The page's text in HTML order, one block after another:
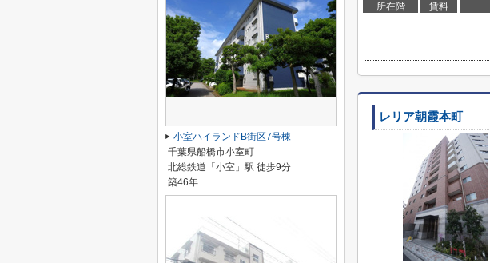
所在階 賃料
レリア朝霞本町
小室ハイランドB街区7号棟
千葉県船橋市小室町
北総鉄道「小室」駅 徒歩9分
築46年